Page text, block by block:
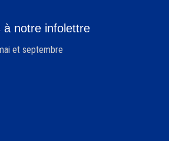
à notre infolettre
et septembre